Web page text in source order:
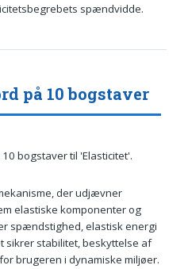
spændvidde.
på 10 bogstaver
bogstaver til 'Elasticitet'.
der udjævner
elastiske komponenter og
spændstighed, elastisk energi
sikrer stabilitet, beskyttelse af
brugeren i dynamiske miljøer.